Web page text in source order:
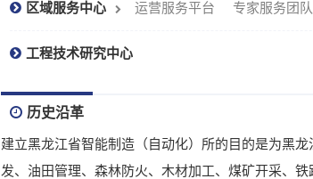
区域服务中心 运营服务平台 专家服务团队
工程技术研究中心
历史沿革
建立黑龙江省智能制造（自动化）所的目的是为黑
发、油田管理、森林防火、木材加工、煤矿开采、